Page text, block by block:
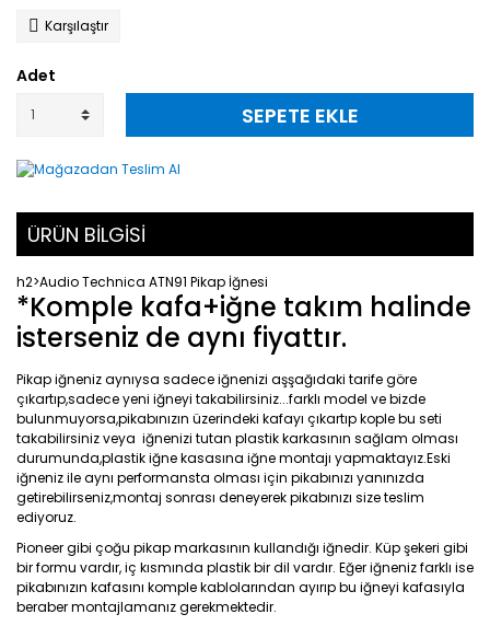
Karşılaştır
Adet
SEPETE EKLE
ÜRÜN BİLGİSİ
h2>Audio Technica ATN91 Pikap İğnesi
*Komple kafa+iğne takım halinde
isterseniz de aynı fiyattır.
Pikap iğneniz aynıysa sadece iğnenizi aşşağıdaki tarife göre
çıkartıp,sadece yeni iğneyi takabilirsiniz...farklı model ve bizde
bulunmuyorsa,pikabınızın üzerindeki kafayı çıkartıp kople bu seti
takabilirsiniz veya iğnenizi tutan plastik karkasının sağlam olması
durumunda,plastik iğne kasasına iğne montajı yapmaktayız.Eski
iğneniz ile aynı performansta olması için pikabınızı yanınızda
getirebilirseniz,montaj sonrası deneyerek pikabınızı size teslim
ediyoruz.
Pioneer gibi çoğu pikap markasının kullandığı iğnedir. Küp şekeri gibi
bir formu vardır, iç kısmında plastik bir dil vardır. Eğer iğneniz farklı ise
pikabınızın kafasını komple kablolarından ayırıp bu iğneyi kafasıyla
beraber montajlamanız gerekmektedir.